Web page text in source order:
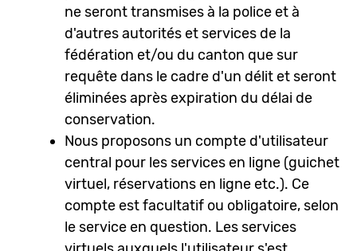
ne seront transmises à la police et à
d'autres autorités et services de la
fédération et/ou du canton que sur
requête dans le cadre d'un délit et seront
éliminées après expiration du délai de
conservation.
Nous proposons un compte d'utilisateur
central pour les services en ligne (guichet
virtuel, réservations en ligne etc.). Ce
compte est facultatif ou obligatoire, selon
le service en question. Les services